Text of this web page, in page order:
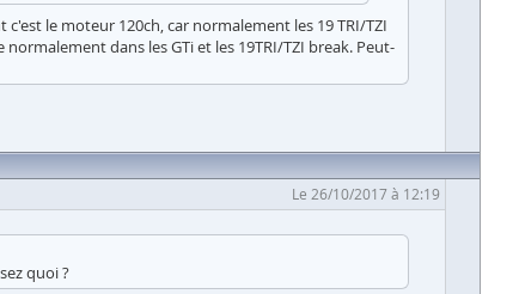
le moteur 120ch, car normalement les 19 TRI/TZI
dans les GTi et les 19TRI/TZI break. Peut-
Le 26/10/2017 à 12:19
quoi ?